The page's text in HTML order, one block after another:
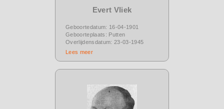
Evert Vliek
Geboortedatum: 16-04-1901
Geboorteplaats: Putten
Overlijdensdatum: 23-03-1945
Lees meer